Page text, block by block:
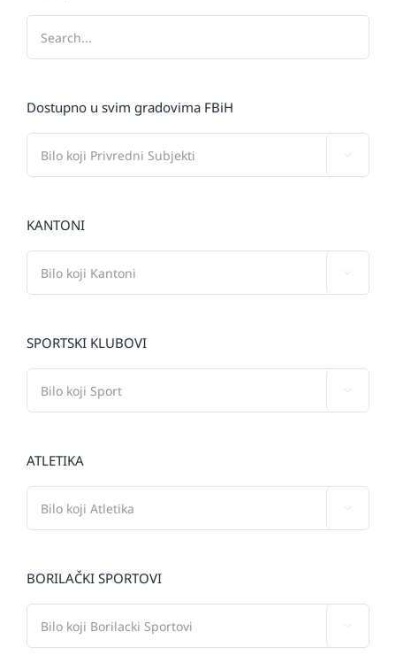
Dostupno u svim gradovima FBiH
KANTONI
SPORTSKI KLUBOVI
ATLETIKA
BORILAČKI SPORTOVI